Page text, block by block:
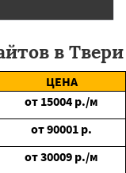
в Твери
ЦЕНА
от 15004 р./м
от90001 р.
от30009 р./м